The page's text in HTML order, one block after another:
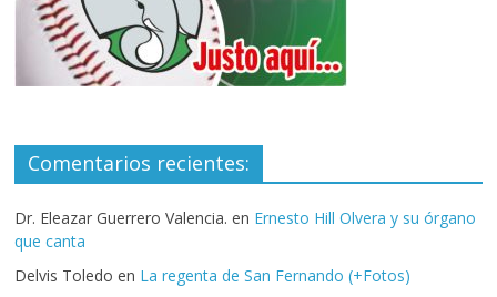
Comentarios recientes:
Dr. Eleazar Guerrero Valencia. en Ernesto Hill Olvera y su órgano
que canta
Delvis Toledo en La regenta de San Fernando (+Fotos)